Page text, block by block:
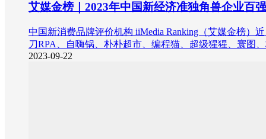
艾媒金榜｜2023年中国新经济准独角兽企业百
中国新消费品牌评价机构 iiMedia Ranking（艾媒金榜）
刀RPA、自嗨锅、朴朴超市、编程猫、超级猩猩、寰图
2023-09-22